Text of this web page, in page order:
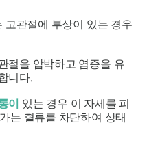
고관절에 부상이 있는 경우
절을 압박하고 염증을 유
니다.
이 있는 경우 이 자세를 피
는 혈류를 차단하여 상태